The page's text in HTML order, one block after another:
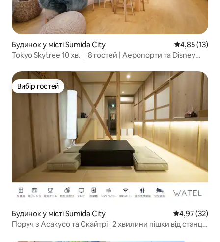
Будинок у місті Sumida City Середня
4,85 (13)
Tokyo Skytree 10 хв.｜8 гостей | Аеропорти та Disney
Вибір гостей
Вибір гостей
Будинок у місті Sumida City Середня
4,97 (32)
Поруч з Асакусо та Скайтрі | 2 хвилини пішки від станції